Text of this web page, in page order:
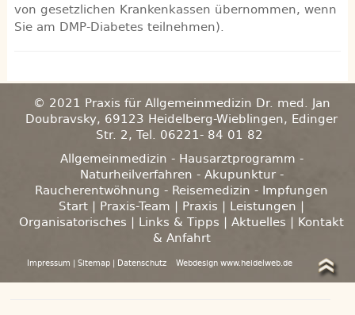
von gesetzlichen Krankenkassen übernommen, wenn
Sie am DMP-Diabetes teilnehmen).
© 2021 Praxis für Allgemeinmedizin Dr. med. Jan
Doubravsky, 69123 Heidelberg-Wieblingen, Edinger
Str. 2, Tel. 06221- 84 01 82
Allgemeinmedizin - Hausarztprogramm -
Naturheilverfahren - Akupunktur -
Raucherentwöhnung - Reisemedizin - Impfungen
Start | Praxis-Team | Praxis | Leistungen |
Organisatorisches | Links & Tipps | Aktuelles | Kontakt
& Anfahrt
Impressum | Sitemap| Datenschutz Webdesign www.heidelweb.de